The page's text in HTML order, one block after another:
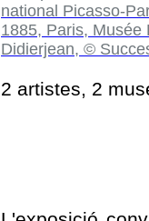
2 artistes, 2